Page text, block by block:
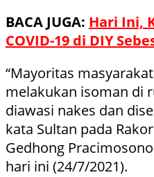
BACA JUGA: Hari Ini,
COVID-19 di DIY
“Mayoritas
melakukan isoman di
diawasi nakes dan
kata Sultan pada
Gedhong
hari ini (24/7/2021).